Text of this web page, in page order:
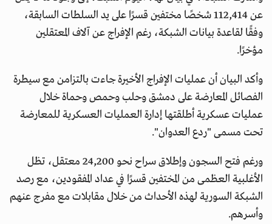
عن 112,414 شخصًا مختفين قسرًا على يد السلطات السابقة،
وفقًا لقاعدة بيانات الشبكة، رغم الإفراج عن آلاف المعتقلين
مؤخرًا.
وأكد البيان أن عمليات الإفراج الأخيرة جاءت بالتزامن مع سيطرة
الفصائل المعارضة على دمشق وحلب وحمص وحماة خلال
عمليات عسكرية أطلقتها إدارة العمليات العسكرية للمعارضة
تحت مسمى "ردع العدوان".
ورغم فتح السجون وإطلاق سراح نحو 24,200 معتقل، تظل
الأغلبية العظمى من المختفين قسرًا في عداد المفقودين، مع رصد
الشبكة السورية لهذه الأحداث من خلال مقابلات مع مفرج عنهم
وأسرهم.